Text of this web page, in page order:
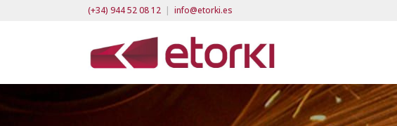
(+34) 944 52 08 12 | info@etorki.es